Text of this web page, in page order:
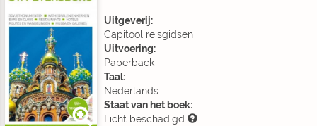
Uitgeverij:
Capitool reisgidsen
Uitvoering:
Paperback
Taal:
Nederlands
Staat van het boek:
Licht beschadigd